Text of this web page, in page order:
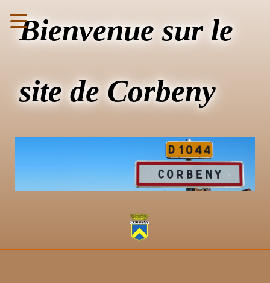
Bienvenue sur le
site de Corbeny